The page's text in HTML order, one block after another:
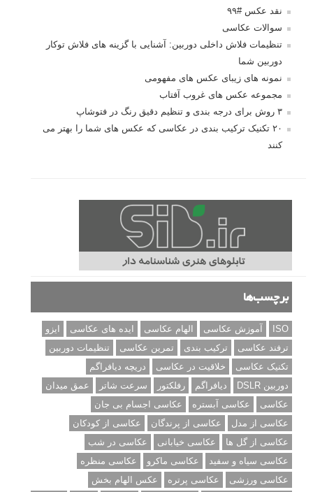
نقد عکس #۹۹
سوالات عکاسی
تنظیمات فلاش داخلی دوربین: آشنایی با گزینه های فلاش توکار
دوربین شما
نمونه های زیبای عکس های مفهومی
مجموعه عکس های غروب آفتاب
۳ روش برای درجه بندی و تنظیم دقیق رنگ در فتوشاپ
۲۰ تکنیک ترکیب بندی در عکاسی که عکس های شما را بهتر می
کنند
برچسب‌ها
ISO آموزش عکاسی الهام عکاسی ایده های عکاسی
ایزو
ترفند عکاسی
ترکیب بندی تمرین عکاسی
تنظیمات دوربین
تکنیک عکاسی
خلاقیت در عکاسی
دریچه دیافراگم
دوربین DSLR
دیافراگم رفلکتور سرعت شاتر
عمق میدان
عکاسی
عکاسی آبستره
عکاسی اجسام بی جان
عکاسی از مدل
عکاسی از پرندگان
عکاسی از کودکان
عکاسی از گل ها
عکاسی خیابانی
عکاسی در شب
عکاسی سیاه و سفید
عکاسی ماکرو
عکاسی منظره
عکاسی ورزشی
عکاسی پرتره
عکس الهام بخش